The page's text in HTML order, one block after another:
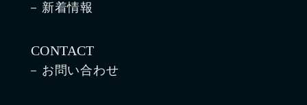
新着情報
CONTACT
お問い合わせ